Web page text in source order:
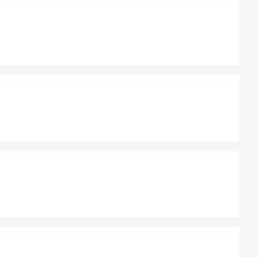
情を楽しめる外せないスポット